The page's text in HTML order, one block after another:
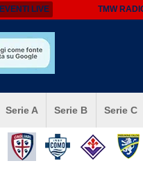
EVENTI LIVE TMW
Serie A Serie B Serie C